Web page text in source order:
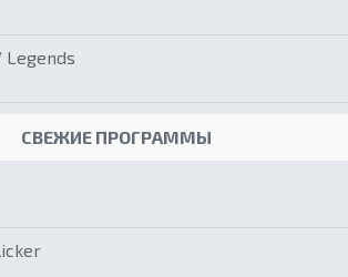
Legends
СВЕЖИЕ ПРОГРАММЫ